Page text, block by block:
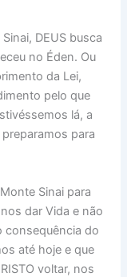
DEUS busca
no Éden. Ou
da Lei,
pelo que
lá, a
para
Sinai para
dar Vida e não
consequência do
até hoje e que
voltar, nos